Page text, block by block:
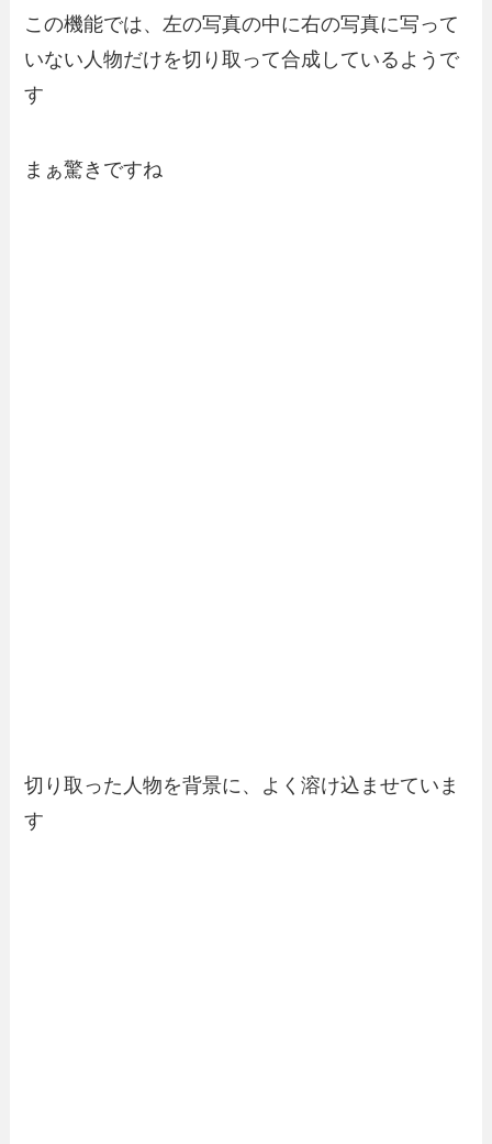
この機能では、左の写真の中に右の写真に写って
いない人物だけを切り取って合成しているようで
す
まぁ驚きですね
切り取った人物を背景に、よく溶け込ませていま
す